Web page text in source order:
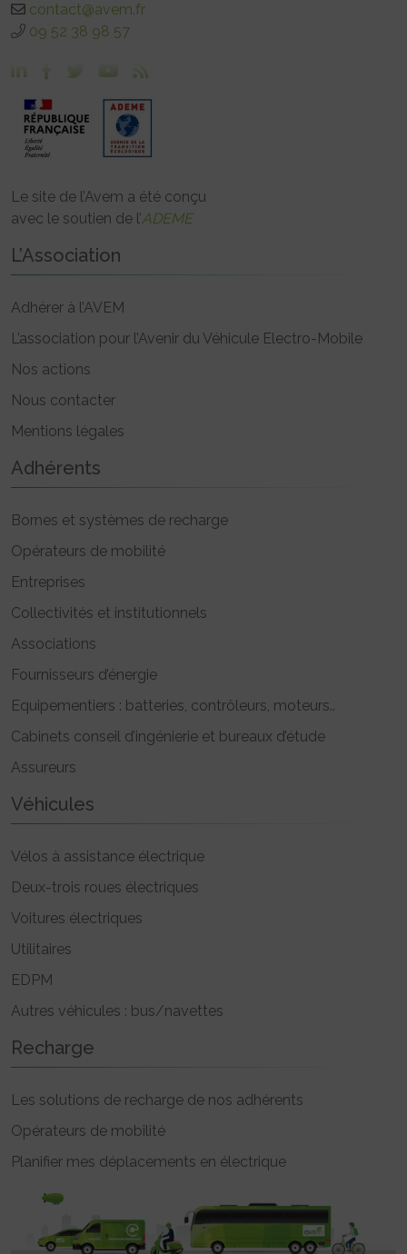
contact@avem.fr
09 52 38 98 57
Le site de l’Avem a été conçu
avec le soutien de l’ADEME
L’Association
Adhérer à l’AVEM
L’association pour l’Avenir du Véhicule Electro-Mobile
Nos actions
Nous contacter
Mentions légales
Adhérents
Bornes et systèmes de recharge
Opérateurs de mobilité
Entreprises
Collectivités et institutionnels
Associations
Fournisseurs d’énergie
Equipementiers : batteries, contrôleurs, moteurs..
Cabinets conseil d’ingénierie et bureaux d’étude
Assureurs
Véhicules
Vélos à assistance électrique
Deux-trois roues électriques
Voitures électriques
Utilitaires
EDPM
Autres véhicules : bus/navettes
Recharge
Les solutions de recharge de nos adhérents
Opérateurs de mobilité
Planifier mes déplacements en électrique